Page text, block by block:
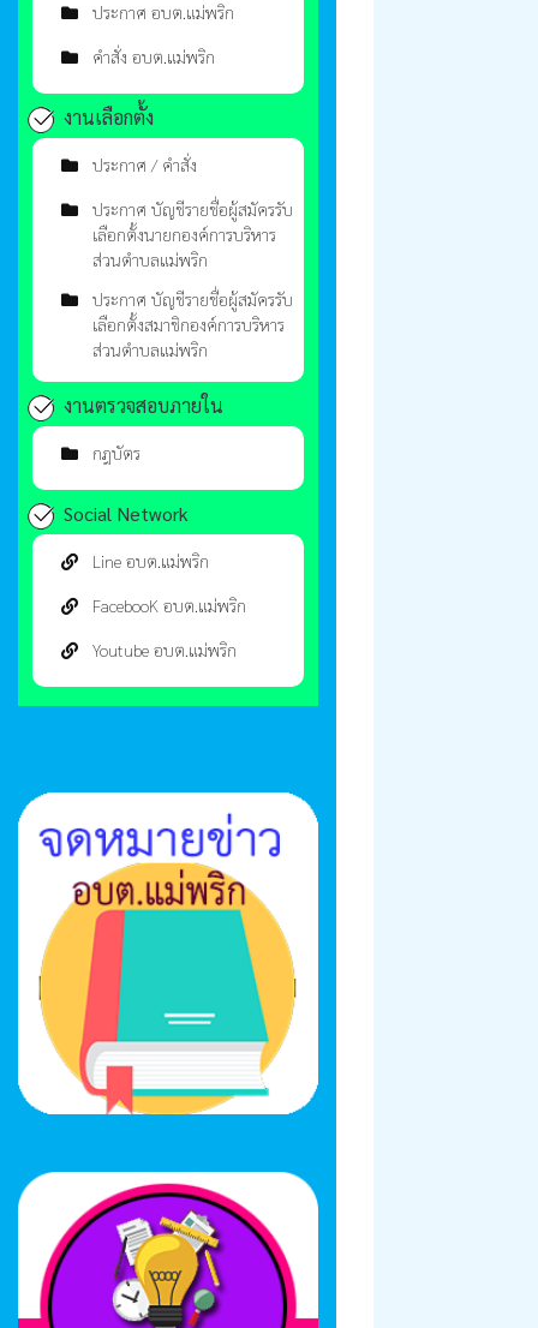
ประกาศ อบต.แม่พริก
คำสั่ง อบต.แม่พริก
งานเลือกตั้ง
ประกาศ / คำสั่ง
ประกาศ บัญชีรายชื่อผู้สมัครรับ
เลือกตั้งนายกองค์การบริหาร
ส่วนตำบลแม่พริก
ประกาศ บัญชีรายชื่อผู้สมัครรับ
เลือกตั้งสมาชิกองค์การบริหาร
ส่วนตำบลแม่พริก
งานตรวจสอบภายใน
กฎบัตร
Social Network
Line อบต.แม่พริก
FacebooK อบต.แม่พริก
Youtube อบต.แม่พริก